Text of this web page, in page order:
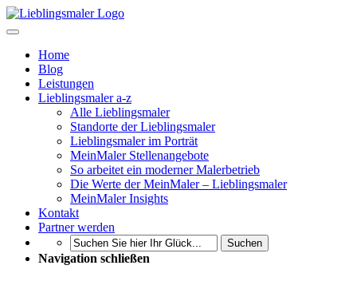
Home
Blog
Leistungen
Lieblingsmaler a-z
Alle Lieblingsmaler
Standorte der Lieblingsmaler
Lieblingsmaler im Porträt
MeinMaler Stellenangebote
So arbeitet ein moderner Malerbetrieb
Die Werte der MeinMaler – Lieblingsmaler
MeinMaler Insights
Kontakt
Partner werden
Suchen
Navigation schließen